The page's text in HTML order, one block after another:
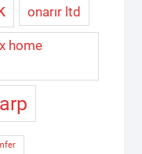
onarır ltd
home